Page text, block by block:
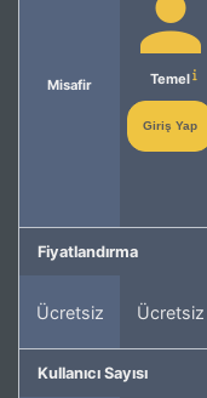
Misafir Temel
Giriş Yap
Fiyatlandırma
Ücretsiz Ücretsiz
Kullanıcı Sayısı